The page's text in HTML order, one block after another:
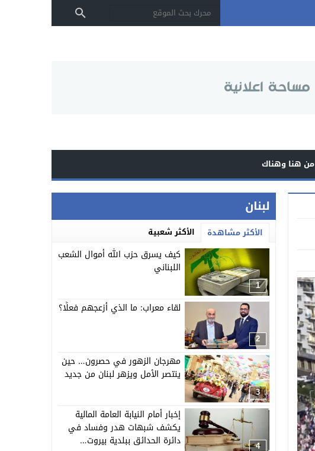
من هنا وهناك
لبنان
الأكثر مشاهدة الأكثر شعبية
1
كيف يسرق حزب الله أموال الشعب
اللبناني
2
لقاء معراب: ما الذي أزعجهم فعلًا؟
3
مهرجان الزهور في حصرون… حين
ينتصر الأمل ويزهر لبنان من جديد
4
إخبار أمام النيابة العامة المالية
يكشف شبهات هدر وفساد في
دائرة الحدائق ببلدية بيروت…